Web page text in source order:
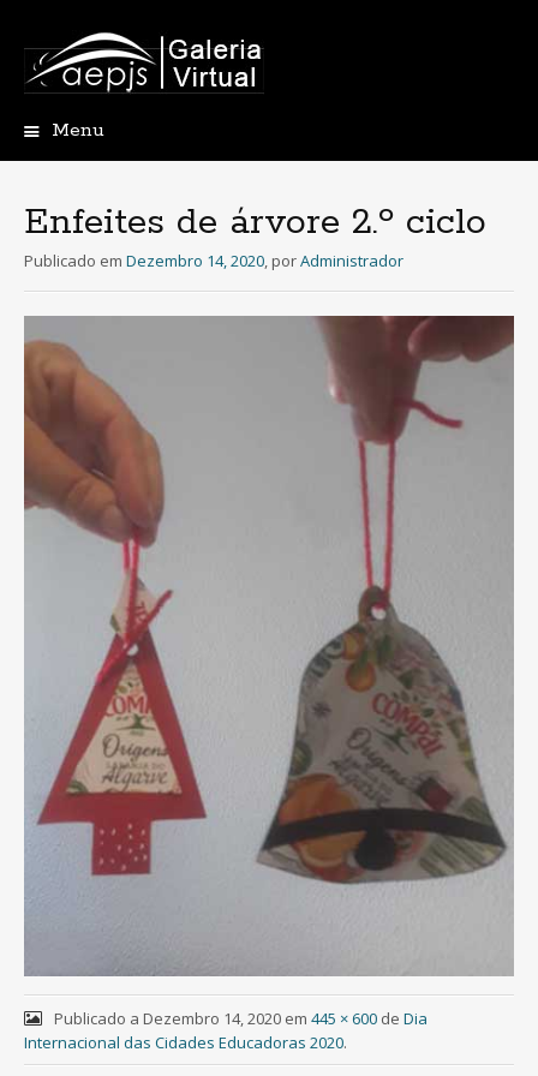
Menu
conteúdo
Enfeites de árvore 2.º ciclo
Publicado em Dezembro 14, 2020, porAdministrador
Publicado a Dezembro 14, 2020em 445 × 600de Dia
Internacional das Cidades Educadoras 2020.